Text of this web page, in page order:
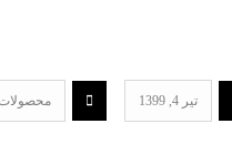
تیر 4, 1399